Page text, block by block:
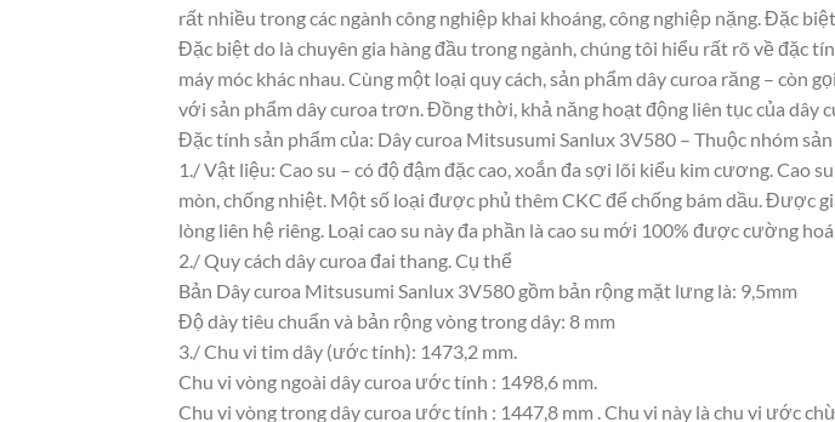
rất nhiều trong các ngành công nghiệp khai khoáng, công nghiệp nặng. Đặc biệt
Đặc biệt do là chuyên gia hàng đầu trong ngành, chúng tôi hiểu rất rõ về
máy móc khác nhau. Cùng một loại quy cách, sản phẩm dây curoa răng –
với sản phẩm dây curoa trơn. Đồng thời, khả năng hoạt động liên tục của dây
Đặc tính sản phẩm của: Dây curoa Mitsusumi Sanlux 3V580 – Thuộc nhóm
1./ Vật liệu: Cao su – có độ đậm đặc cao, xoắn đa sợi lõi kiểu kim cương.
mòn, chống nhiệt. Một số loại được phủ thêm CKC để chống bám dầu. Được
lòng liên hệ riêng. Loại cao su này đa phần là cao su mới 100% được cường
2./ Quy cách dây curoa đai thang. Cụ thể
Bản Dây curoa Mitsusumi Sanlux 3V580 gồm bản rộng mặt lưng là: 9,5mm
Độ dày tiêu chuẩn và bản rộng vòng trong dây: 8 mm
3./ Chu vi tim dây (ước tính): 1473,2 mm.
Chu vi vòng ngoài dây curoa ước tính : 1498,6 mm.
Chu vi vòng trong dây curoa ước tính : 1447,8 mm . Chu vi này là chu vi ước